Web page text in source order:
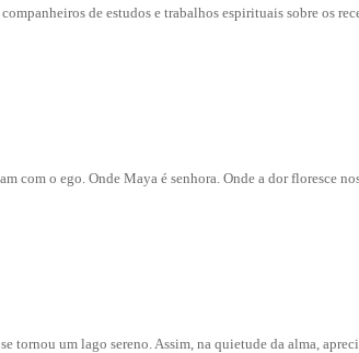
de estudos e trabalhos espirituais sobre os
com o ego. Onde Maya é senhora. Onde a dor floresce
tornou um lago sereno. Assim, na quietude da alma,